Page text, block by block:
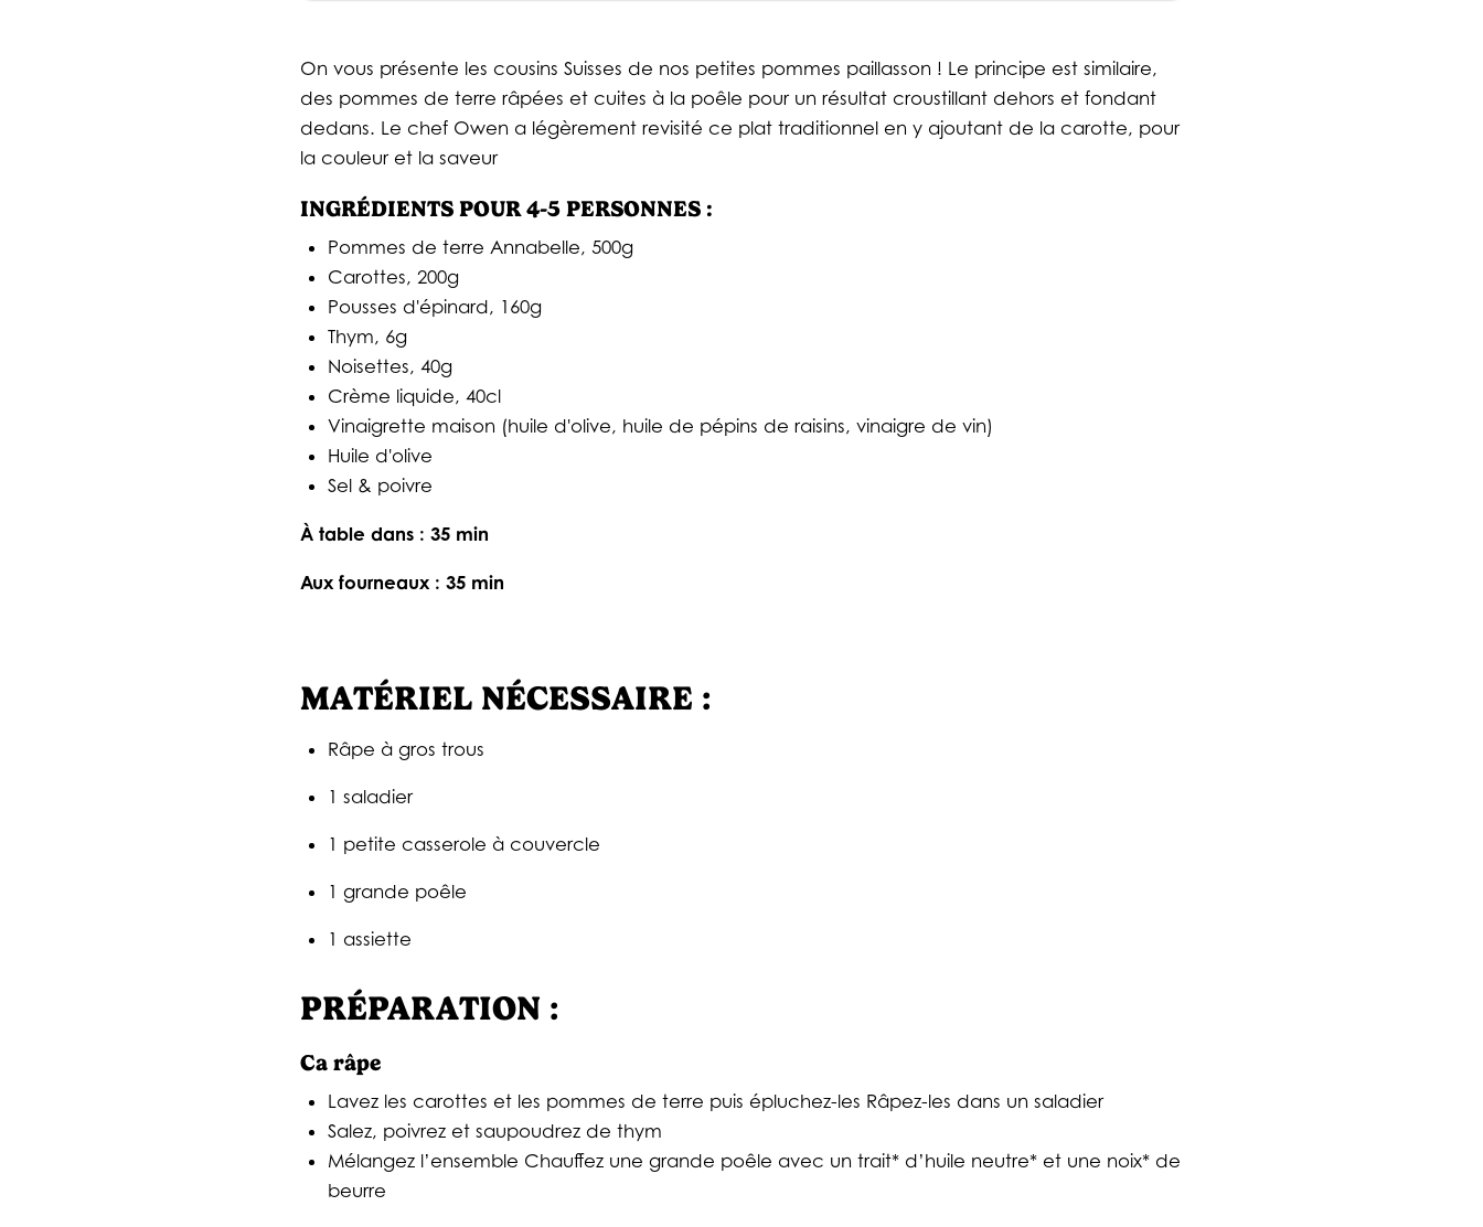
On vous présente les cousins Suisses de nos petites pommes paillasson ! Le principe est similaire,
des pommes de terre râpées et cuites à la poêle pour un résultat croustillant dehors et fondant
dedans. Le chef Owen a légèrement revisité ce plat traditionnel en y ajoutant de la carotte, pour
la couleur et la saveur
INGRÉDIENTS POUR 4-5 PERSONNES :
Pommes de terre Annabelle, 500g
Carottes, 200g
Pousses d'épinard, 160g
Thym, 6g
Noisettes, 40g
Crème liquide, 40cl
Vinaigrette maison (huile d'olive, huile de pépins de raisins, vinaigre de vin)
Huile d'olive
Sel & poivre
À table dans : 35 min
Aux fourneaux : 35 min
MATÉRIEL NÉCESSAIRE :
Râpe à gros trous
1 saladier
1 petite casserole à couvercle
1 grande poêle
1 assiette
PRÉPARATION :
Ca râpe
Lavez les carottes et les pommes de terre puis épluchez-les Râpez-les dans un saladier
Salez, poivrez et saupoudrez de thym
Mélangez l’ensemble Chauffez une grande poêle avec un trait* d’huile neutre* et une noix* de
beurre